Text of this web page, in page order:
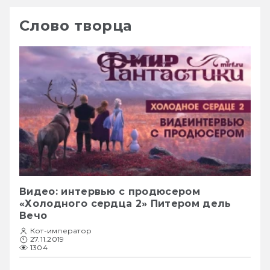
Слово творца
Видео: интервью с продюсером
«Холодного сердца 2» Питером дель
Вечо
Кот-император
27.11.2019
1304